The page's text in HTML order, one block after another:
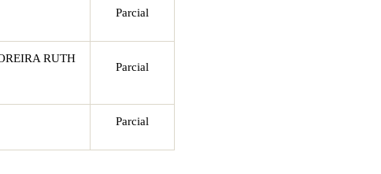
Parcial
RUTH
Parcial
Parcial